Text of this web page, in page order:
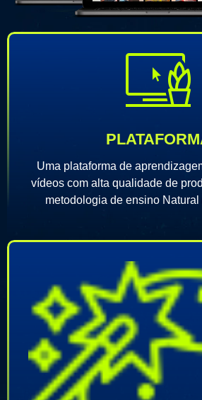
Uma plataforma de
vídeos com alta qualidade de
metodologia de ensino Natural